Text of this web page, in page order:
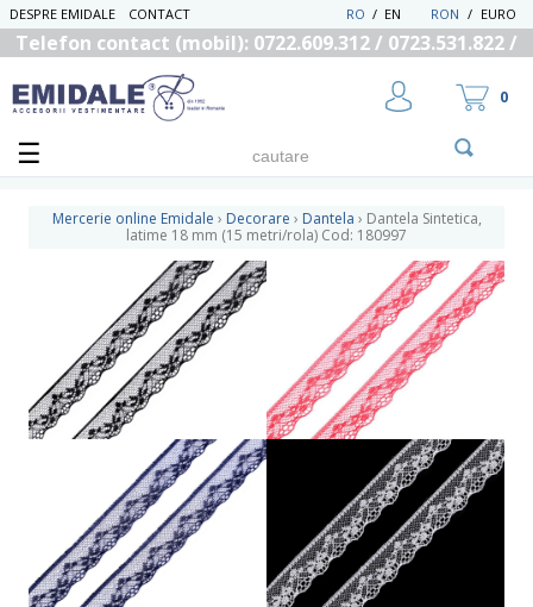
DESPRE EMIDALE CONTACT RON / EURO
EN
/
RO
Telefon contact (mobil): 0722.609.312 / 0723.531.822 /
UTILIZATOR NOU
RECUPEREAZA PAROLA
0
Mercerie online Emidale › Decorare › Dantela › Dantela Sintetica,
latime 18 mm (15 metri/rola) Cod: 180997